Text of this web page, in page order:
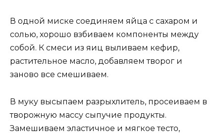
В одной миске соединяем яйца с сахаром и
солью, хорошо взбиваем компоненты между
собой. К смеси из яиц выливаем кефир,
растительное масло, добавляем творог и
заново все смешиваем.
В муку высыпаем разрыхлитель, просеиваем в
творожную массу сыпучие продукты.
Замешиваем эластичное и мягкое тесто,